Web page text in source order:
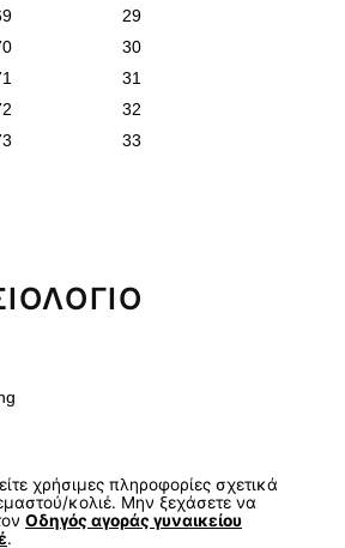
29
30
31
32
33
χρήσιμες πληροφορίες σχετικά
κολιέ. Μην ξεχάσετε να
Οδηγός αγοράς γυναικείου
.